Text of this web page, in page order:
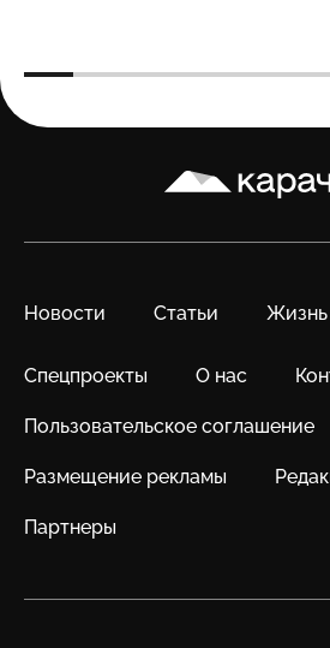
Карачун
Новости Статьи Жизнь
Спецпроекты О нас
Пользовательское соглашение
Размещение рекламы
Партнеры